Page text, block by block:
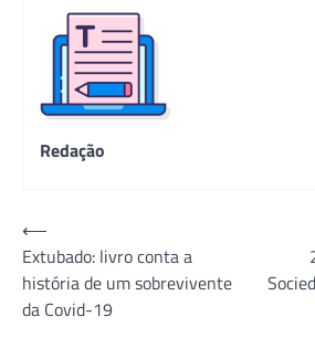
Redação
Navegação
de
Post
⟵
Extubado: livro conta a
história de um sobrevivente
da Covid-19